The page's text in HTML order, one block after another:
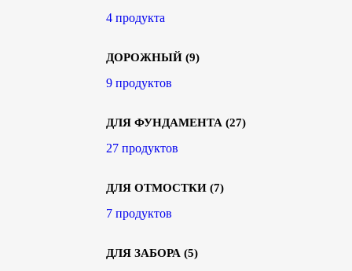
4 продукта
ДОРОЖНЫЙ (9)
9 продуктов
ДЛЯ ФУНДАМЕНТА (27)
27 продуктов
ДЛЯ ОТМОСТКИ (7)
7 продуктов
ДЛЯ ЗАБОРА (5)